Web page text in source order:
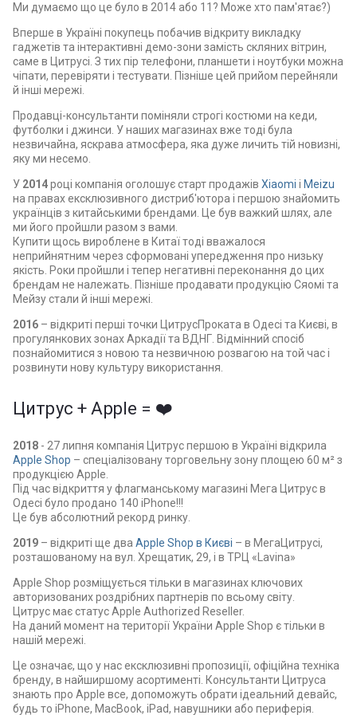
Ми думаємо що це було в 2014 або 11? Може хто пам'ятає?)
Вперше в Україні покупець побачив відкриту викладку
гаджетів та інтерактивні демо-зони замість скляних вітрин,
саме в Цитрусі. З тих пір телефони, планшети і ноутбуки можна
чіпати, перевіряти і тестувати. Пізніше цей прийом перейняли
й інші мережі.
Продавці-консультанти поміняли строгі костюми на кеди,
футболки і джинси. У наших магазинах вже тоді була
незвичайна, яскрава атмосфера, яка дуже личить тій новизні,
яку ми несемо.
У 2014році компанія оголошує старт продажів Xiaomi і Meizu
на правах ексклюзивного дистриб'ютора і першою знайомить
українців з китайськими брендами. Це був важкий шлях, але
ми його пройшли разом з вами.
Купити щось вироблене в Китаї тоді вважалося
неприйнятним через сформовані упередження про низьку
якість. Роки пройшли і тепер негативні переконання до цих
брендам не належать. Пізніше продавати продукцію Сяомі та
Мейзу стали й інші мережі.
2016 – відкриті перші точки ЦитрусПроката в Одесі та Києві, в
прогулянкових зонах Аркадії та ВДНГ. Відмінний спосіб
познайомитися з новою та незвичною розвагою на той час і
розвинути нову культуру використання.
Цитрус + Apple = ❤️
2018 - 27 липня компанія Цитрус першою в Україні відкрила
Apple Shop – спеціалізовану торговельну зону площею 60 м² з
продукцією Apple.
Під час відкриття у флагманському магазині Мега Цитрус в
Одесі було продано 140 iPhone!!!
Це був абсолютний рекорд ринку.
2019 – відкриті ще два Apple Shop в Києві – в МегаЦитрусі,
розташованому на вул. Хрещатик, 29, і в ТРЦ «Lavina»
Apple Shop розміщується тільки в магазинах ключових
авторизованих роздрібних партнерів по всьому світу.
Цитрус має статус Apple Authorized Reseller.
На даний момент на території України Apple Shop є тільки в
нашій мережі.
Це означає, що у нас ексклюзивні пропозиції, офіційна техніка
бренду, в найширшому асортименті. Консультанти Цитруса
знають про Apple все, допоможуть обрати ідеальний девайс,
будь то iPhone, MacBook, iPad, навушники або периферія.